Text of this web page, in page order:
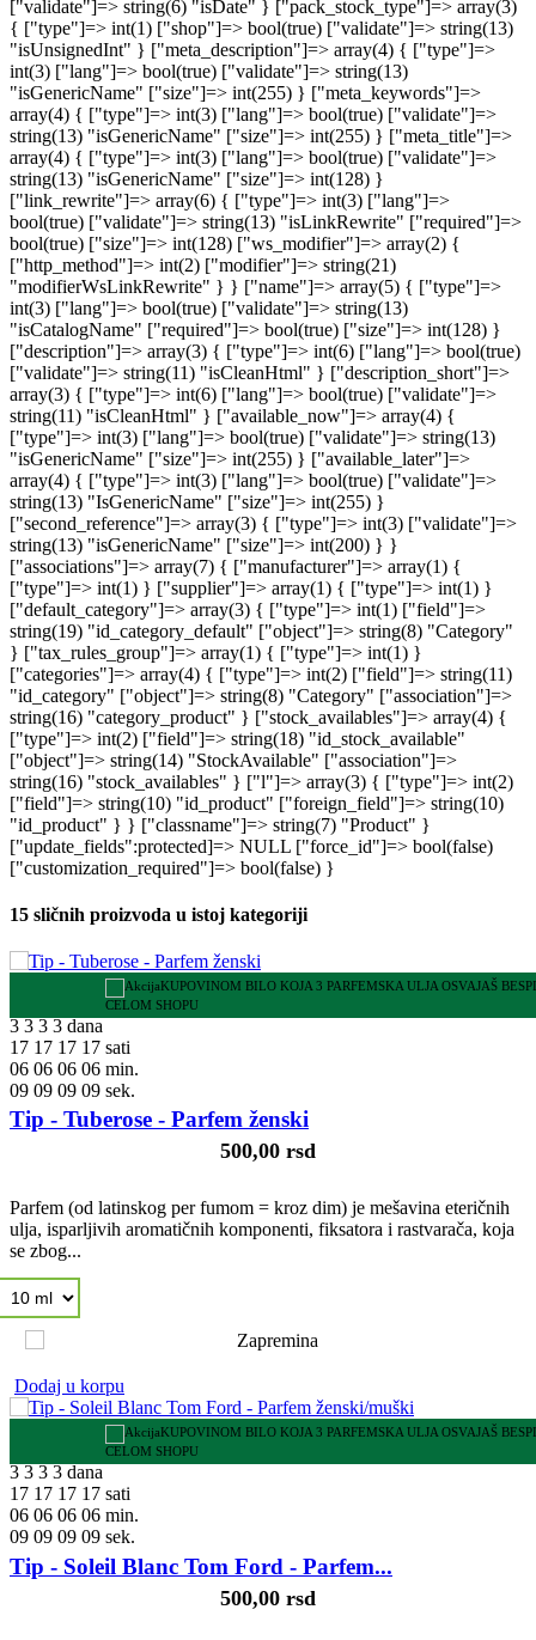
15 sličnih proizvoda u istoj kategoriji
KUPOVINOM BILO KOJA 3 PARFEMSKA ULJA OSVAJAŠ
CELOM SHOPU
3 3 3 3 dana
17 17 17 17 sati
06 06 06 06 min.
08 08 08 08 sek.
Tip - Tuberose - Parfem ženski
500,00 rsd
Parfem (od latinskog per fumom = kroz dim) je mešavina eteričnih
ulja, isparljivih aromatičnih komponenti, fiksatora i rastvarača, koja
se zbog...
Dodaj u korpu
KUPOVINOM BILO KOJA 3 PARFEMSKA ULJA OSVAJAŠ
CELOM SHOPU
3 3 3 3 dana
17 17 17 17 sati
06 06 06 06 min.
08 08 08 08 sek.
Tip - Soleil Blanc Tom Ford - Parfem...
500,00 rsd